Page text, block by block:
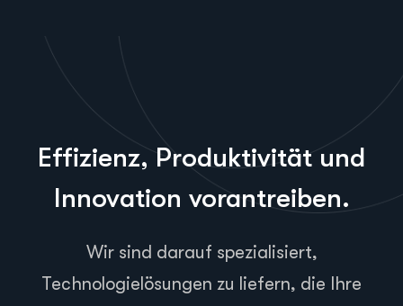
Effizienz, Produktivität und
Innovation vorantreiben.
Wir sind darauf spezialisiert,
Technologielösungen zu liefern, die Ihre